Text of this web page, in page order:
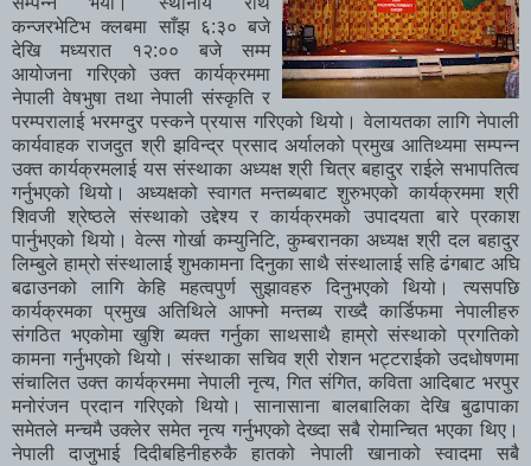
कन्जरभेटिभ क्लबमा साँझ ६:३० बजे
देखि मध्यरात १२:०० बजे सम्म
आयोजना गरिएको उक्त कार्यक्रममा
नेपाली वेषभुषा तथा नेपाली संस्कृति र
परम्परालाई भरमग्दुर पस्कने प्रयास गरिएको थियो। वेलायतका लागि नेपाली
कार्यवाहक राजदुत श्री झविन्द्र प्रसाद अर्यालको प्रमुख आतिथ्यमा सम्पन्न
उक्त कार्यक्रमलाई यस संस्थाका अध्यक्ष श्री चित्र बहादुर राईले सभापतित्व
गर्नुभएको थियो। अध्यक्षको स्वागत मन्तब्यबाट शुरुभएको कार्यक्रममा श्री
शिवजी श्रेष्ठले संस्थाको उद्देश्य र कार्यक्रमको उपादयता बारे प्रकाश
पार्नुभएको थियो। वेल्स गोर्खा कम्युनिटि, कुम्बरानका अध्यक्ष श्री दल बहादुर
लिम्बुले हाम्रो संस्थालाई शुभकामना दिनुका साथै संस्थालाई सहि ढंगबाट अघि
बढाउनको लागि केहि महत्वपुर्ण सुझावहरु दिनुभएको थियो। त्यसपछि
कार्यक्रमका प्रमुख अतिथिले आफ्नो मन्तब्य राख्दै कार्डिफमा नेपालीहरु
संगठित भएकोमा खुशि ब्यक्त गर्नुका साथसाथै हाम्रो संस्थाको प्रगतिको
कामना गर्नुभएको थियो। संस्थाका सचिव श्री रोशन भट्टराईको उदधोषणमा
संचालित उक्त कार्यक्रममा नेपाली नृत्य, गित संगित, कविता आदिबाट भरपुर
मनोरंजन प्रदान गरिएको थियो। सानासाना बालबालिका देखि बुढापाका
समेतले मन्चमै उक्लेर समेत नृत्य गर्नुभएको देख्दा सबै रोमान्चित भएका थिए।
नेपाली दाजुभाई दिदीबहिनीहरुकै हातको नेपाली खानाको स्वादमा सबै